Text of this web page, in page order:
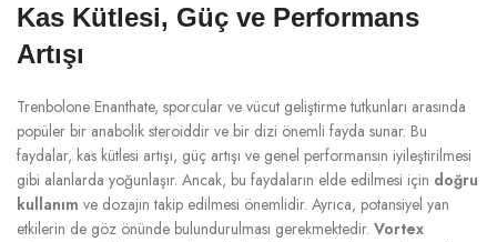
Kas Kütlesi, Güç ve Performans
Artışı
Trenbolone Enanthate, sporcular ve vücut geliştirme tutkunları arasında
popüler bir anabolik steroiddir ve bir dizi önemli fayda sunar. Bu
faydalar, kas kütlesi artışı, güç artışı ve genel performansın iyileştirilmesi
gibi alanlarda yoğunlaşır. Ancak, bu faydaların elde edilmesi için doğru
kullanım ve dozajın takip edilmesi önemlidir. Ayrıca, potansiyel yan
etkilerin de göz önünde bulundurulması gerekmektedir. Vortex